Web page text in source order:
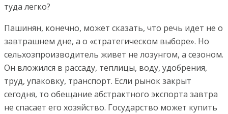
туда легко?
Пашинян, конечно, может сказать, что речь идет не о
завтрашнем дне, а о «стратегическом выборе». Но
сельхозпроизводитель живет не лозунгом, а сезоном.
Он вложился в рассаду, теплицы, воду, удобрения,
труд, упаковку, транспорт. Если рынок закрыт
сегодня, то обещание абстрактного экспорта завтра
не спасает его хозяйство. Государство может купить